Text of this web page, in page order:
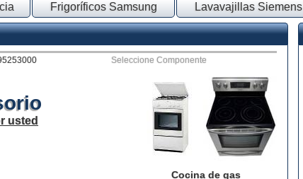
Frigoríficos Samsung Lavavajillas Siemens
Seleccione Componente
Cocina de gas
usted